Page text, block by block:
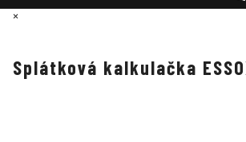
×
Splátková kalkulačka